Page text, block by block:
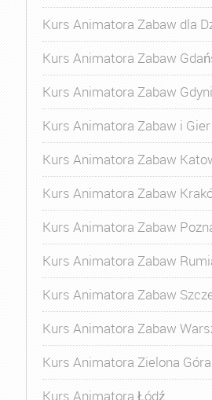
Kurs Animatora Zabaw dla
Kurs Animatora Zabaw
Kurs Animatora Zabaw
Kurs Animatora Zabaw i
Kurs Animatora Zabaw
Kurs Animatora Zabaw
Kurs Animatora Zabaw
Kurs Animatora Zabaw
Kurs Animatora Zabaw
Kurs Animatora Zabaw
Kurs Animatora Zielona Góra
Kurs Animatora Łódź